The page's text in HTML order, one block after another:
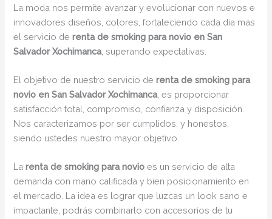
La moda nos permite avanzar y evolucionar con nuevos e
innovadores diseños, colores, fortaleciendo cada día más
el servicio derenta de smoking para novio en San
Salvador Xochimanca, superando expectativas.
El objetivo de nuestro servicio derenta de smoking para
novio en San Salvador Xochimanca, es proporcionar
satisfacción total, compromiso, confianza y disposición.
Nos caracterizamos por ser cumplidos, y honestos,
siendo ustedes nuestro mayor objetivo.
Larenta de smoking para novioes un servicio de alta
demanda con mano calificada y bien posicionamiento en
el mercado. La idea es lograr que luzcas un look sano e
impactante, podrás combinarlo con accesorios de tu